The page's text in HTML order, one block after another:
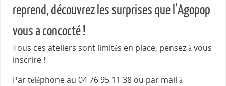
reprend, découvrez les surprises que l’Agopop
vous a concocté !
Tous ces ateliers sont limités en place, pensez à vous
inscrire !
Par téléphone au 04 76 95 11 38 ou par mail à